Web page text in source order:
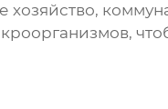
хозяйство,